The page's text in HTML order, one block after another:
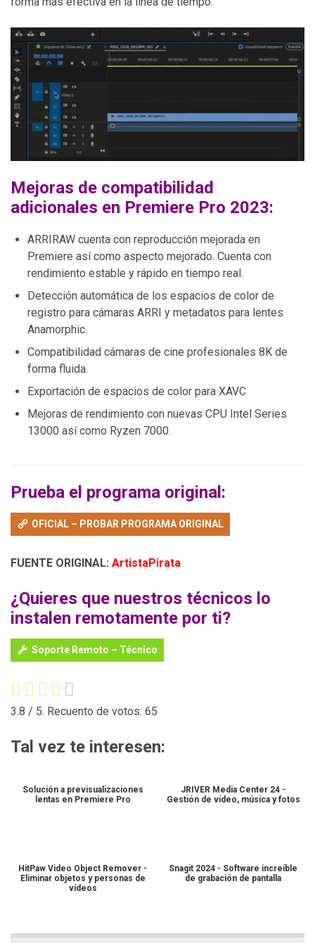
Mejoras de compatibilidad
adicionales en Premiere Pro 2023:
ARRIRAW cuenta con reproducción mejorada en
Premiere así como aspecto mejorado. Cuenta con
rendimiento estable y rápido en tiempo real.
Detección automática de los espacios de color de
registro para cámaras ARRI y metadatos para lentes
Anamorphic.
Compatibilidad cámaras de cine profesionales 8K de
forma fluida.
Exportación de espacios de color para XAVC
Mejoras de rendimiento con nuevas CPU Intel Series
13000 así como Ryzen 7000.
Prueba el programa original:
OFICIAL – PROBAR PROGRAMA ORIGINAL
FUENTE ORIGINAL: ArtistaPirata
¿Quieres que nuestros técnicos lo
instalen remotamente por ti?
Soporte Remoto – Técnico
3.8 / 5. Recuento de votos: 65
Tal vez te interesen:
Solución a previsualizaciones
lentas en Premiere Pro
JRIVER Media Center 24 -
Gestión de vídeo, música y fotos
HitPaw Video Object Remover -
Eliminar objetos y personas de
vídeos
Snagit 2024 - Software increíble
de grabación de pantalla